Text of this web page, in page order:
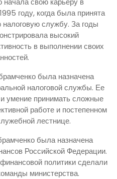
году, когда была принята
службу. За годы
высокий
в выполнении своих
была назначена
налоговой службы. Ее
умение принимать сложные
работе и постепенном
лестнице.
была назначена
Российской Федерации.
политики сделали
министерства.